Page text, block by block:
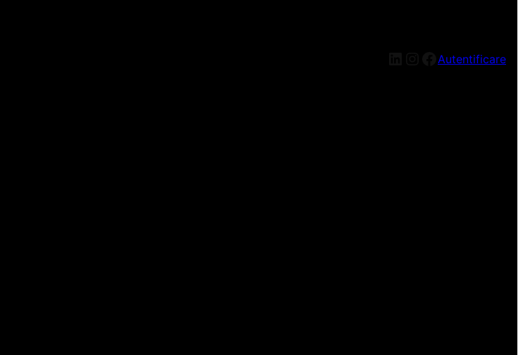
LinkedIn
Instagram
Facebook
Autentificare